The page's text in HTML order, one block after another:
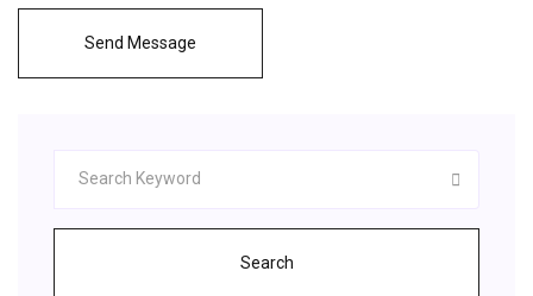
Send Message
Search